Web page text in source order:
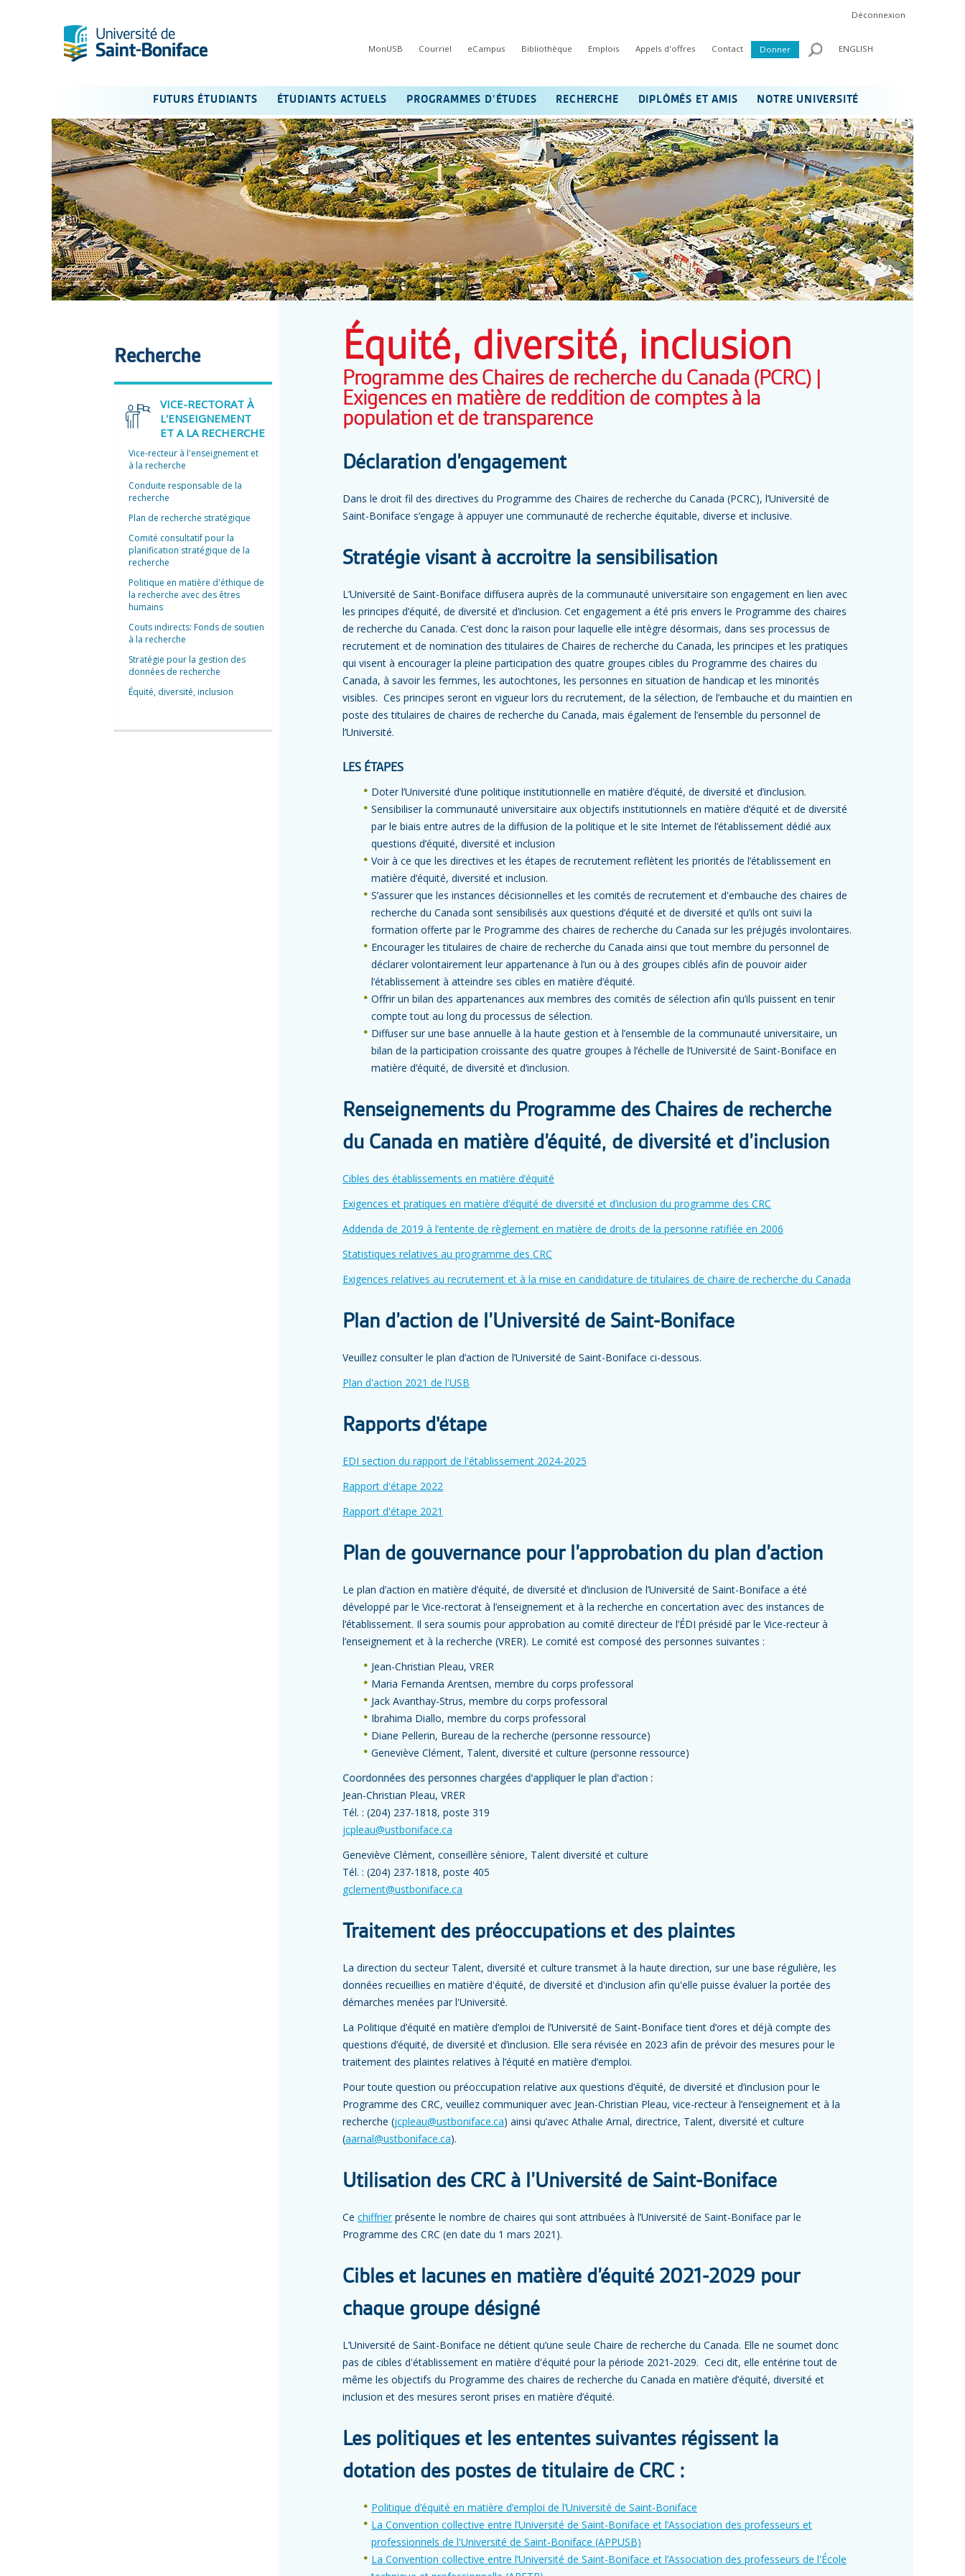
Déconnexion
MonUSB Courriel eCampus Bibliothèque Emplois Appels d'offres Contact Donner ENGLISH
FUTURS ÉTUDIANTS ÉTUDIANTS ACTUELS PROGRAMMES D’ÉTUDES RECHERCHE DIPLÔMÉS ET AMIS NOTRE UNIVERSITÉ
Équité, diversité, inclusion
Programme des Chaires de recherche du Canada (PCRC) |
Exigences en matière de reddition de comptes à la
population et de transparence
Déclaration d’engagement
Dans le droit fil des directives du Programme des Chaires de recherche du Canada (PCRC), l’Université de
Saint-Boniface s’engage à appuyer une communauté de recherche équitable, diverse et inclusive.
Stratégie visant à accroitre la sensibilisation
L’Université de Saint-Boniface diffusera auprès de la communauté universitaire son engagement en lien avec
les principes d’équité, de diversité et d’inclusion. Cet engagement a été pris envers le Programme des chaires
de recherche du Canada. C’est donc la raison pour laquelle elle intègre désormais, dans ses processus de
recrutement et de nomination des titulaires de Chaires de recherche du Canada, les principes et les pratiques
qui visent à encourager la pleine participation des quatre groupes cibles du Programme des chaires du
Canada, à savoir les femmes, les autochtones, les personnes en situation de handicap et les minorités
visibles. Ces principes seront en vigueur lors du recrutement, de la sélection, de l’embauche et du maintien en
poste des titulaires de chaires de recherche du Canada, mais également de l’ensemble du personnel de
l’Université.
LES ÉTAPES
Doter l’Université d’une politique institutionnelle en matière d’équité, de diversité et d’inclusion.
Sensibiliser la communauté universitaire aux objectifs institutionnels en matière d’équité et de diversité
par le biais entre autres de la diffusion de la politique et le site Internet de l’établissement dédié aux
questions d’équité, diversité et inclusion
Voir à ce que les directives et les étapes de recrutement reflètent les priorités de l’établissement en
matière d’équité, diversité et inclusion.
S’assurer que les instances décisionnelles et les comités de recrutement et d'embauche des chaires de
recherche du Canada sont sensibilisés aux questions d’équité et de diversité et qu’ils ont suivi la
formation offerte par le Programme des chaires de recherche du Canada sur les préjugés involontaires.
Encourager les titulaires de chaire de recherche du Canada ainsi que tout membre du personnel de
déclarer volontairement leur appartenance à l’un ou à des groupes ciblés afin de pouvoir aider
l’établissement à atteindre ses cibles en matière d’équité.
Offrir un bilan des appartenances aux membres des comités de sélection afin qu’ils puissent en tenir
compte tout au long du processus de sélection.
Diffuser sur une base annuelle à la haute gestion et à l’ensemble de la communauté universitaire, un
bilan de la participation croissante des quatre groupes à l’échelle de l’Université de Saint-Boniface en
matière d’équité, de diversité et d’inclusion.
Renseignements du Programme des Chaires de recherche
du Canada en matière d’équité, de diversité et d’inclusion
Cibles des établissements en matière d’équité
Exigences et pratiques en matière d’équité de diversité et d’inclusion du programme des CRC
Addenda de 2019 à l’entente de règlement en matière de droits de la personne ratifiée en 2006
Statistiques relatives au programme des CRC
Exigences relatives au recrutement et à la mise en candidature de titulaires de chaire de recherche du Canada
Plan d’action de l’Université de Saint-Boniface
Veuillez consulter le plan d’action de l’Université de Saint-Boniface ci-dessous.
Plan d'action 2021 de l'USB
Rapports d'étape
EDI section du rapport de l'établissement 2024-2025
Rapport d'étape 2022
Rapport d'étape 2021
Plan de gouvernance pour l’approbation du plan d’action
Le plan d’action en matière d’équité, de diversité et d’inclusion de l’Université de Saint-Boniface a été
développé par le Vice-rectorat à l’enseignement et à la recherche en concertation avec des instances de
l’établissement. Il sera soumis pour approbation au comité directeur de l’ÉDI présidé par le Vice-recteur à
l’enseignement et à la recherche (VRER). Le comité est composé des personnes suivantes :
Jean-Christian Pleau, VRER
Maria Fernanda Arentsen, membre du corps professoral
Jack Avanthay-Strus, membre du corps professoral
Ibrahima Diallo, membre du corps professoral
Diane Pellerin, Bureau de la recherche (personne ressource)
Geneviève Clément, Talent, diversité et culture (personne ressource)
Coordonnées des personnes chargées d'appliquer le plan d'action :
Jean-Christian Pleau, VRER
Tél. : (204) 237-1818, poste 319
jcpleau@ustboniface.ca
Geneviève Clément, conseillère séniore, Talent diversité et culture
Tél. : (204) 237-1818, poste 405
gclement@ustboniface.ca
Traitement des préoccupations et des plaintes
La direction du secteur Talent, diversité et culture transmet à la haute direction, sur une base régulière, les
données recueillies en matière d'équité, de diversité et d'inclusion afin qu'elle puisse évaluer la portée des
démarches menées par l'Université.
La Politique d’équité en matière d’emploi de l’Université de Saint-Boniface tient d’ores et déjà compte des
questions d’équité, de diversité et d’inclusion. Elle sera révisée en 2023 afin de prévoir des mesures pour le
traitement des plaintes relatives à l’équité en matière d’emploi.
Pour toute question ou préoccupation relative aux questions d’équité, de diversité et d’inclusion pour le
Programme des CRC, veuillez communiquer avec Jean-Christian Pleau, vice-recteur à l’enseignement et à la
recherche (jcpleau@ustboniface.ca) ainsi qu’avec Athalie Arnal, directrice, Talent, diversité et culture
(aarnal@ustboniface.ca).
Utilisation des CRC à l’Université de Saint-Boniface
Ce chiffrier présente le nombre de chaires qui sont attribuées à l’Université de Saint-Boniface par le
Programme des CRC (en date du 1 mars 2021).
Cibles et lacunes en matière d’équité 2021-2029 pour
chaque groupe désigné
L’Université de Saint-Boniface ne détient qu’une seule Chaire de recherche du Canada. Elle ne soumet donc
pas de cibles d'établissement en matière d'équité pour la période 2021-2029. Ceci dit, elle entérine tout de
même les objectifs du Programme des chaires de recherche du Canada en matière d’équité, diversité et
inclusion et des mesures seront prises en matière d’équité.
Les politiques et les ententes suivantes régissent la
dotation des postes de titulaire de CRC :
Politique d’équité en matière d’emploi de l’Université de Saint-Boniface
La Convention collective entre l’Université de Saint-Boniface et l’Association des professeurs et
professionnels de l'Université de Saint-Boniface (APPUSB)
La Convention collective entre l’Université de Saint-Boniface et l’Association des professeurs de l'École
Recherche
VICE-RECTORAT À
L'ENSEIGNEMENT
ET A LA RECHERCHE
Vice-recteur à l'enseignement et
à la recherche
Conduite responsable de la
recherche
Plan de recherche stratégique
Comité consultatif pour la
planification stratégique de la
recherche
Politique en matière d'éthique de
la recherche avec des êtres
humains
Couts indirects: Fonds de soutien
à la recherche
Stratégie pour la gestion des
données de recherche
Équité, diversité, inclusion